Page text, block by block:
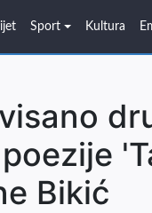
Sport Kultura
Bikić